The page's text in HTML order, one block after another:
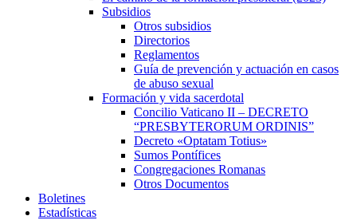
Subsidios
Otros subsidios
Directorios
Reglamentos
Guía de prevención y actuación en casos
de abuso sexual
Formación y vida sacerdotal
Concilio Vaticano II – DECRETO
“PRESBYTERORUM ORDINIS”
Decreto «Optatam Totius»
Sumos Pontífices
Congregaciones Romanas
Otros Documentos
Boletines
Estadísticas